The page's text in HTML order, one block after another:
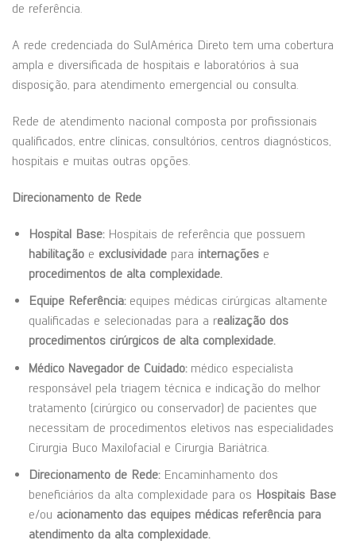
de referência.
A rede credenciada do SulAmérica Direto tem uma cobertura
ampla e diversificada de hospitais e laboratórios à sua
disposição, para atendimento emergencial ou consulta.
Rede de atendimento nacional composta por profissionais
qualificados, entre clínicas, consultórios, centros diagnósticos,
hospitais e muitas outras opções.
Direcionamento de Rede
Hospital Base:Hospitais de referência que possuem
habilitaçãoe exclusividadepara internaçõese
procedimentos de alta complexidade.
Equipe Referência:equipes médicas cirúrgicas altamente
qualificadas e selecionadas para a realização dos
procedimentos cirúrgicos de alta complexidade.
Médico Navegador de Cuidado:médico especialista
responsável pela triagem técnica e indicação do melhor
tratamento (cirúrgico ou conservador) de pacientes que
necessitam de procedimentos eletivos nas especialidades
Cirurgia Buco Maxilofacial e Cirurgia Bariátrica.
Direcionamento de Rede:Encaminhamento dos
beneficiários da alta complexidade para os Hospitais Base
e/ou acionamento das equipes médicas referência para
atendimento da alta complexidade.